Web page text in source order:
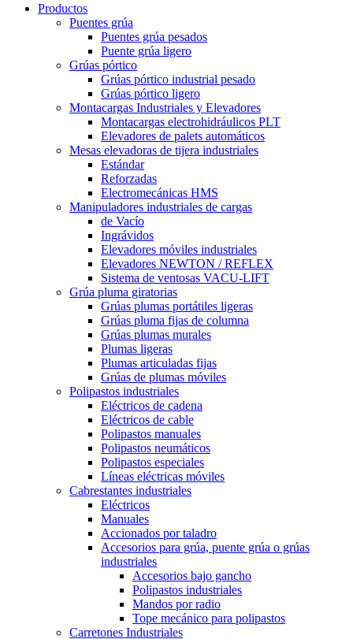
Productos
Puentes grúa
Puentes grúa pesados
Puente grúa ligero
Grúas pórtico
Grúas pórtico industrial pesado
Grúas pórtico ligero
Montacargas Industriales y Elevadores
Montacargas electrohidráulicos PLT
Elevadores de palets automáticos
Mesas elevadoras de tijera industriales
Estándar
Reforzadas
Electromecánicas HMS
Manipuladores industriales de cargas
de Vacío
Ingrávidos
Elevadores móviles industriales
Elevadores NEWTON / REFLEX
Sistema de ventosas VACU-LIFT
Grúa pluma giratorias
Grúas plumas portátiles ligeras
Grúas pluma fijas de columna
Grúas plumas murales
Plumas ligeras
Plumas articuladas fijas
Grúas de plumas móviles
Polipastos industriales
Eléctricos de cadena
Eléctricos de cable
Polipastos manuales
Polipastos neumáticos
Polipastos especiales
Líneas eléctricas móviles
Cabrestantes industriales
Eléctricos
Manuales
Accionados por taladro
Accesorios para grúa, puente grúa o grúas
industriales
Accesorios bajo gancho
Polipastos industriales
Mandos por radio
Tope mecánico para polipastos
Carretones Industriales